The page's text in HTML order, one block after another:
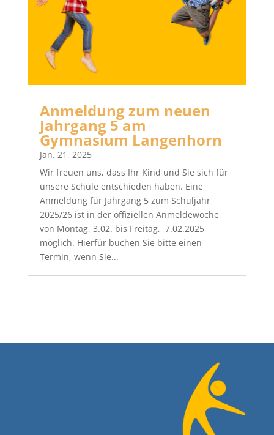
Anmeldung zum neuen
Jahrgang 5 am
Gymnasium Langenhorn
Jan. 21, 2025
Wir freuen uns, dass Ihr Kind und Sie sich für
unsere Schule entschieden haben. Eine
Anmeldung für Jahrgang 5 zum Schuljahr
2025/26 ist in der offiziellen Anmeldewoche
von Montag, 3.02. bis Freitag, 7.02.2025
möglich. Hierfür buchen Sie bitte einen
Termin, wenn Sie...